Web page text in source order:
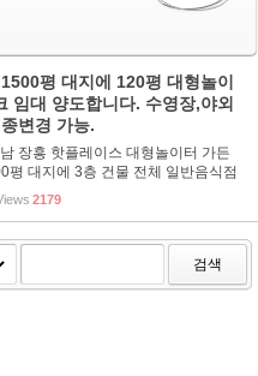
평 대지에 120평 대형놀이
임대 양도합니다. 수영장,야외
변경 가능.
장흥 핫플레이스 대형놀이터 가든
평 대지에 3층 건물 전체 일반음식점
장흥군 안양면 남부관광로 573 *건물
금 : 5,000만원 *월세 : 300만원 *...
2179
검색